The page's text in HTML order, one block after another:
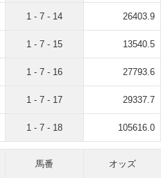
1 - 7 - 14 26403.9
1 - 7 - 15 13540.5
1 - 7 - 16 27793.6
1 - 7 - 17 29337.7
1 - 7 - 18 105616.0
馬番 オッズ